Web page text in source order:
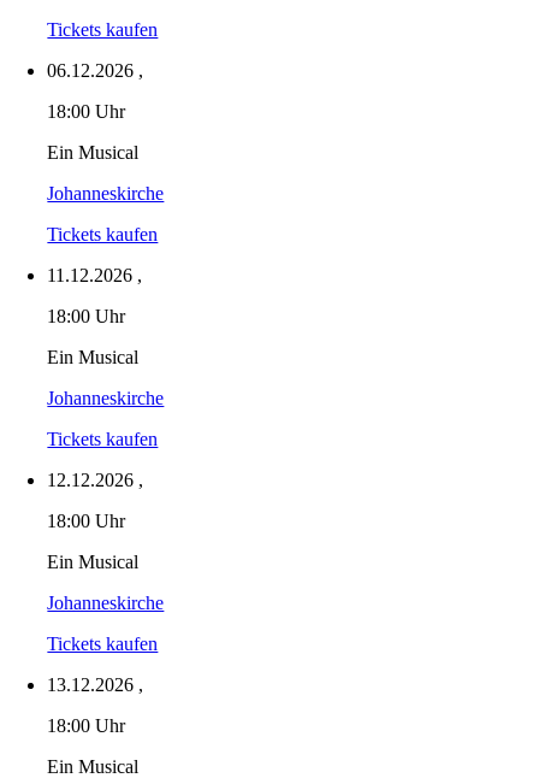
Tickets kaufen
06.12.2026 ,
18:00 Uhr
Ein Musical
Johanneskirche
Tickets kaufen
11.12.2026 ,
18:00 Uhr
Ein Musical
Johanneskirche
Tickets kaufen
12.12.2026 ,
18:00 Uhr
Ein Musical
Johanneskirche
Tickets kaufen
13.12.2026 ,
18:00 Uhr
Ein Musical